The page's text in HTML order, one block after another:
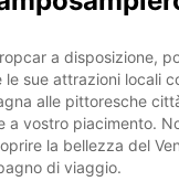
a disposizione,
le sue attrazioni locali
alle pittoresche
a vostro piacimento.
la bellezza del
di viaggio.